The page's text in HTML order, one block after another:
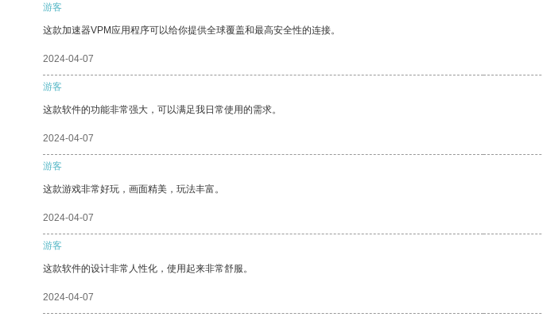
游客
这款加速器VPM应用程序可以给你提供全球覆盖和最高安全性的连接。
2024-04-07
游客
这款软件的功能非常强大，可以满足我日常使用的需求。
2024-04-07
游客
这款游戏非常好玩，画面精美，玩法丰富。
2024-04-07
游客
这款软件的设计非常人性化，使用起来非常舒服。
2024-04-07